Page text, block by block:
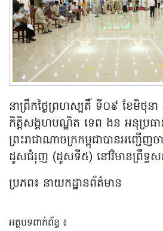
នាព្រឹកថ្ងៃព្រហស្បតិ៍ ទី០៩ ខែមិថុន
កិត្តិសង្គហបណ្ឌិត ទេព ងន អនុប្រធា
ព្រះរាជាណាចក្រកម្ពុជាបានអញ្ជើញច
ដូសជំរុញ (ដូសទី៥) នៅវិមានព្រឹទ្ធស
ប្រភព៖ នាយកដ្ឋានព័ត៌មាន
អត្ថបទពាក់ព័ន្ធ ៖